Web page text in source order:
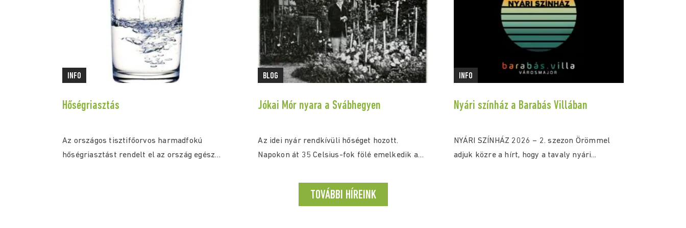
INFO
Hőségriasztás
Az országos tisztifőorvos harmadfokú
hőségriasztást rendelt el az ország egész
BLOG
Jókai Mór nyara a Svábhegyen
Az idei nyár rendkívüli hőséget hozott.
Napokon át 35 Celsius-fok fölé emelkedik a
INFO
Nyári színház a Barabás Villában
NYÁRI SZÍNHÁZ 2026 – 2. szezon Örömmel
adjuk közre a hírt, hogy a tavaly nyári...
TOVÁBBI HÍREINK